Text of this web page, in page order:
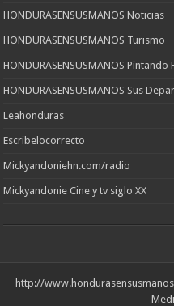
HONDURASENSUSMANOS Noticias
HONDURASENSUSMANOS Turismo
HONDURASENSUSMANOS Pintando
HONDURASENSUSMANOS Sus
Leahonduras
Escribelocorrecto
Mickyandoniehn.com/radio
Mickyandonie Cine y tv siglo XX
http://